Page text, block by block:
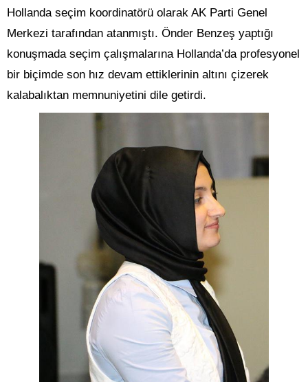
Hollanda seçim koordinatörü olarak AK Parti Genel
Merkezi tarafından atanmıştı. Önder Benzeş yaptığı
konuşmada seçim çalışmalarına Hollanda’da profesyonel
bir biçimde son hız devam ettiklerinin altını çizerek
kalabalıktan memnuniyetini dile getirdi.